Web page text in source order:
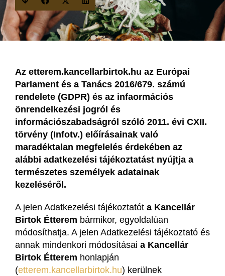
Az etterem.kancellarbirtok.hu az Európai
Parlament és a Tanács 2016/679. számú
rendelete (GDPR) és az infaormációs
önrendelkezési jogról és
információszabadságról szóló 2011. évi CXII.
törvény (Infotv.) előírásainak való
maradéktalan megfelelés érdekében az
alábbi adatkezelési tájékoztatást nyújtja a
természetes személyek adatainak
kezeléséről.
A jelen Adatkezelési tájékoztatót a Kancellár
Birtok Étterem bármikor, egyoldalúan
módosíthatja. A jelen Adatkezelési tájékoztató és
annak mindenkori módosításai a Kancellár
Birtok Étterem honlapján
(etterem.kancellarbirtok.hu) kerülnek